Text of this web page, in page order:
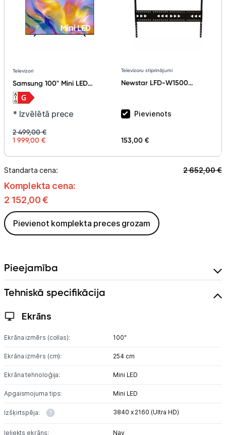
Televizori
Samsung 100" Mini LED
Smart TV UE100M90HUXXH
(2026)
* Izvēlētā prece
2 499,00 €
1 999,00 €
Televizoru stiprinājumi
Newstar LFD-W1500
Pievienots
153,00 €
Standarta cena: 2 652,00€
Komplekta cena:
2 152,00€
Pievienot komplekta preces grozam
Pieejamība
Tehniskā specifikācija
Ekrāns
Ekrāna izmērs (collas): 100"
Ekrāna izmērs (cm): 254 cm
Ekrāna tehnoloģija: Mini LED
Apgaismojuma tips: Mini LED
Izšķirtspēja: 3840 x 2160 (Ultra HD)
Ieliekts ekrāns: Nav